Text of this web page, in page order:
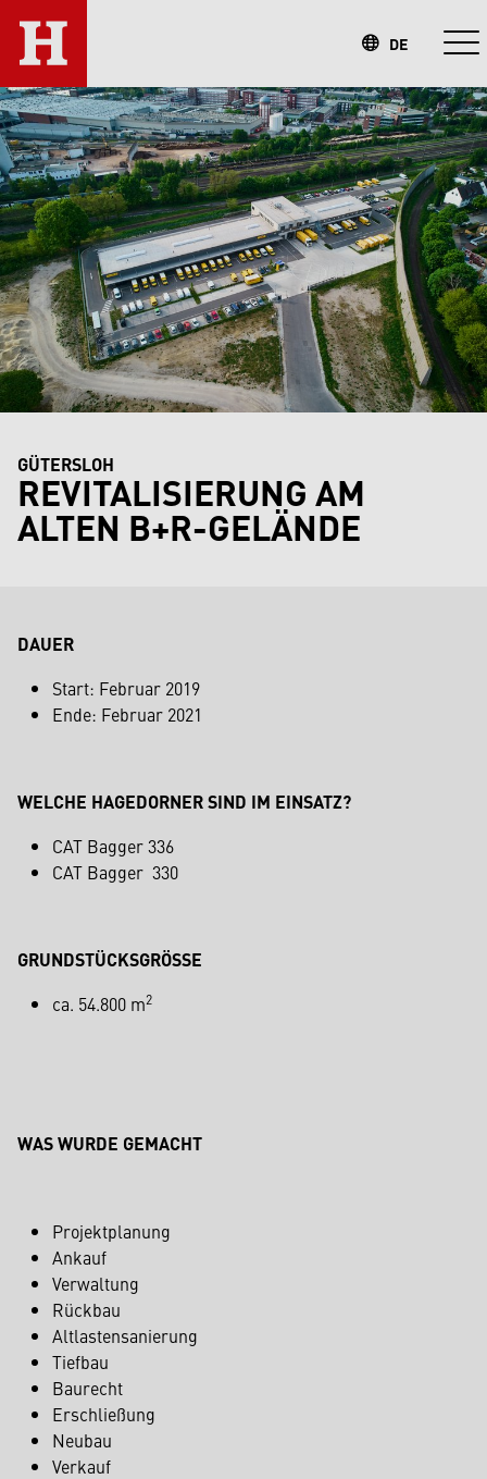
DE
GÜTERSLOH
REVITALISIERUNG AM
ALTEN B+R-GELÄNDE
DAUER
Start: Februar 2019
Ende: Februar 2021
WELCHE HAGEDORNER SIND IM EINSATZ?
CAT Bagger 336
CAT Bagger 330
GRUNDSTÜCKSGRÖSSE
ca. 54.800 m2
WAS WURDE GEMACHT
Projektplanung
Ankauf
Verwaltung
Rückbau
Altlastensanierung
Tiefbau
Baurecht
Erschließung
Neubau
Verkauf